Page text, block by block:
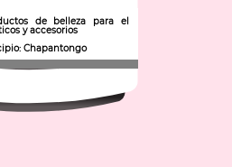
de belleza para el
y accesorios
Chapantongo